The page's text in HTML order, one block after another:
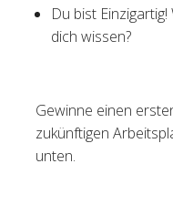
Du bist
dich wissen?
Gewinne einen
zukünftigen
unten.